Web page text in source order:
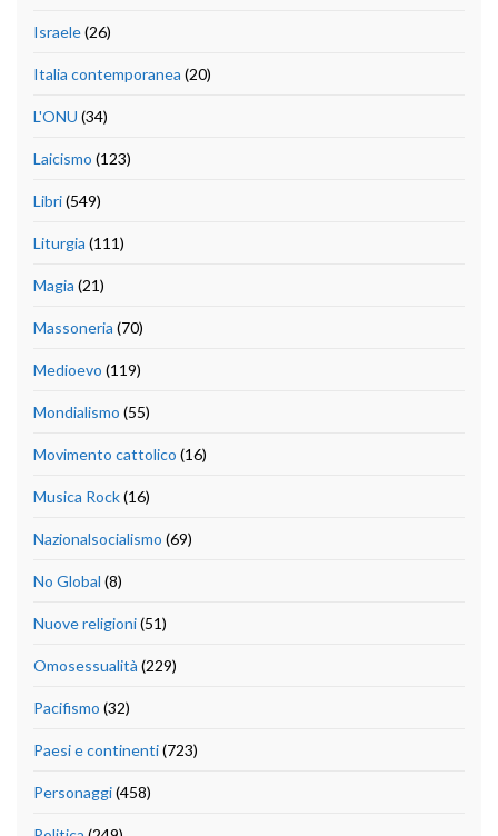
Israele(26)
Italia contemporanea (20)
L'ONU (34)
Laicismo (123)
Libri(549)
Liturgia (111)
Magia (21)
Massoneria (70)
Medioevo (119)
Mondialismo (55)
Movimento cattolico (16)
Musica Rock(16)
Nazionalsocialismo (69)
No Global (8)
Nuove religioni(51)
Omosessualità (229)
Pacifismo (32)
Paesi e continenti(723)
Personaggi(458)